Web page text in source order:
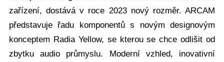
zařízení, dostává v roce 2023 nový rozměr. ARCAM
představuje řadu komponentů s novým designovým
konceptem Radia Yellow, se kterou se chce odlišit od
zbytku audio průmyslu. Moderní vzhled, inovativní